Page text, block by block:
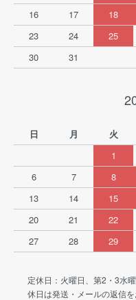
16
17 18
23
24 25
30
31
日 月 火
1
6
7 8
13
14 15
20
21 22
27
28 29
定休日：火曜日、第2・3水
休日は発送・メールの返信を